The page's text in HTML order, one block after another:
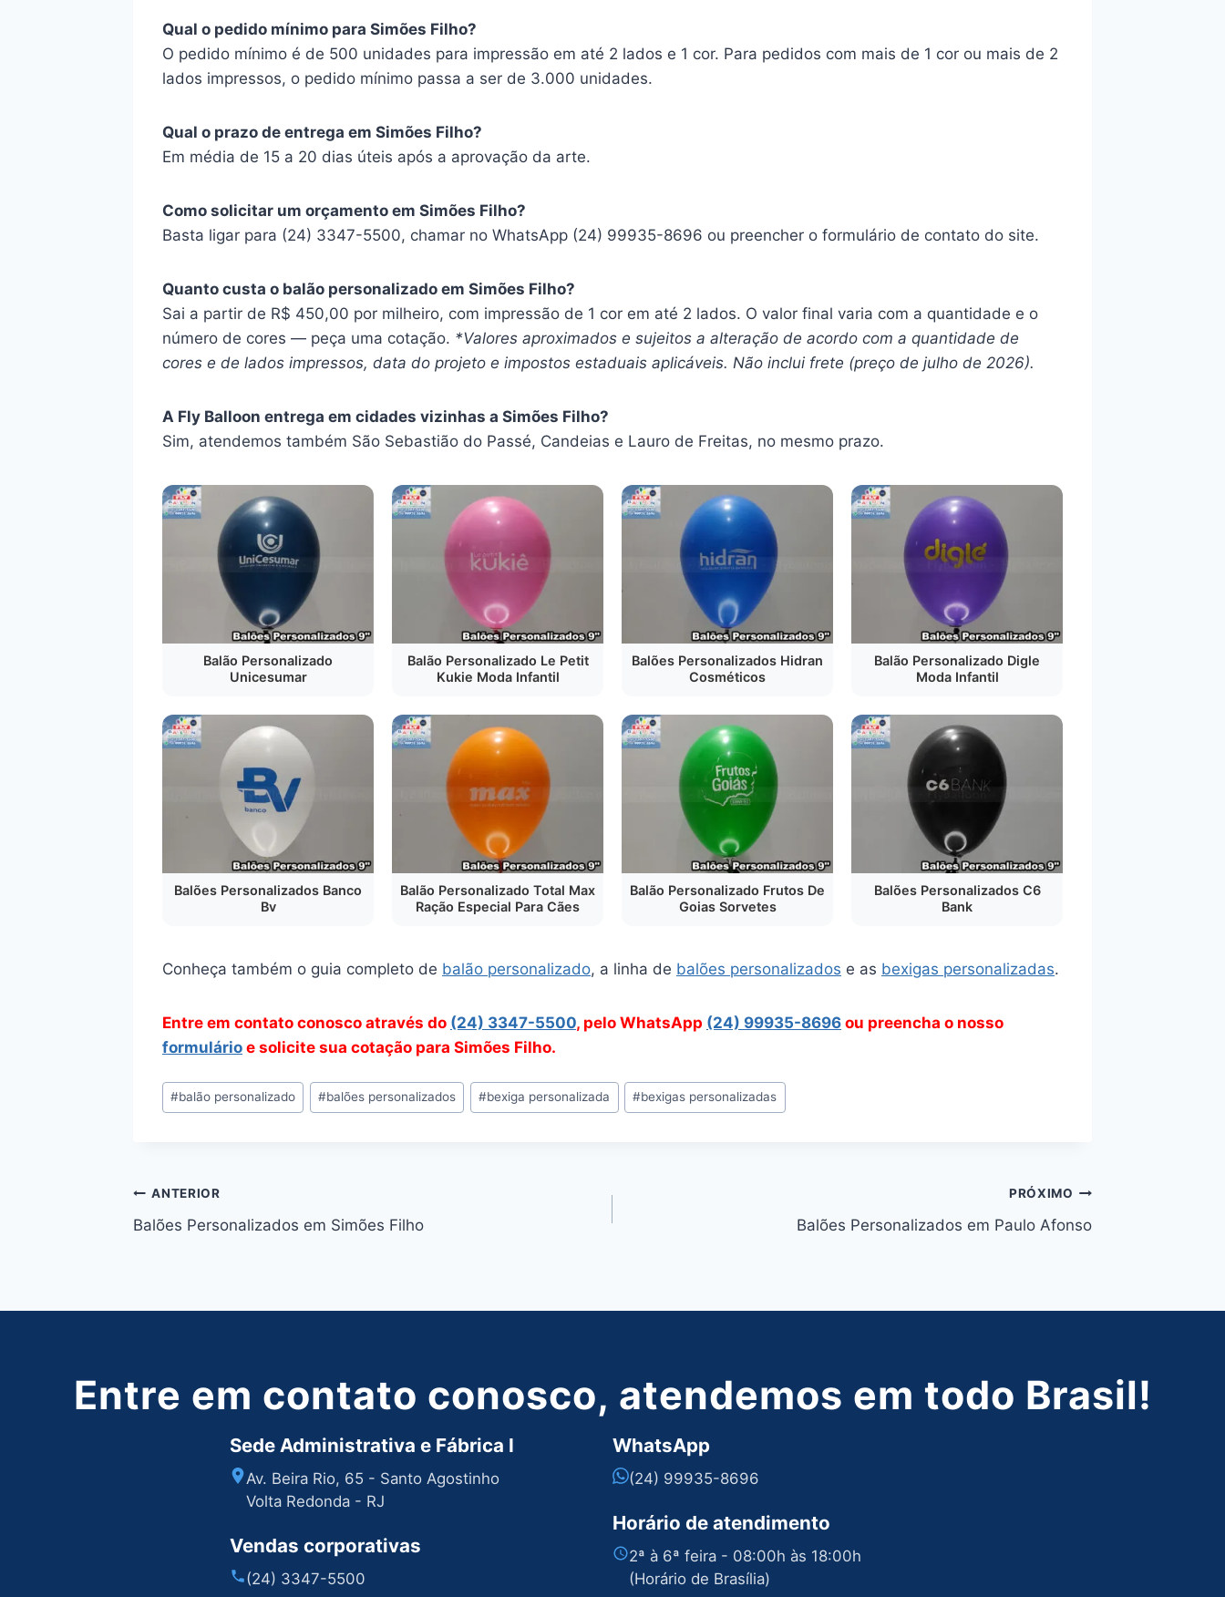
Qual o pedido mínimo para Simões Filho?
O pedido mínimo é de 500 unidades para impressão em até 2 lados e 1 cor. Para pedidos com mais de 1 cor ou mais de 2
lados impressos, o pedido mínimo passa a ser de 3.000 unidades.
Qual o prazo de entrega em Simões Filho?
Em média de 15 a 20 dias úteis após a aprovação da arte.
Como solicitar um orçamento em Simões Filho?
Basta ligar para (24) 3347-5500, chamar no WhatsApp (24) 99935-8696 ou preencher o formulário de contato do site.
Quanto custa o balão personalizado em Simões Filho?
Sai a partir de R$ 450,00 por milheiro, com impressão de 1 cor em até 2 lados. O valor final varia com a quantidade e o
número de cores — peça uma cotação. *Valores aproximados e sujeitos a alteração de acordo com a quantidade de
cores e de lados impressos, data do projeto e impostos estaduais aplicáveis. Não inclui frete (preço de julho de 2026).
A Fly Balloon entrega em cidades vizinhas a Simões Filho?
Sim, atendemos também São Sebastião do Passé, Candeias e Lauro de Freitas, no mesmo prazo.
Balão Personalizado
Unicesumar
Balão Personalizado Le Petit
Kukie Moda Infantil
Balões Personalizados Hidran
Cosméticos
Balão Personalizado Digle
Moda Infantil
Balões Personalizados Banco
Bv
Balão Personalizado Total Max
Ração Especial Para Cães
Balão Personalizado Frutos De
Goias Sorvetes
Balões Personalizados C6
Bank
Conheça também o guia completo de balão personalizado, a linha de balões personalizados e as bexigas personalizadas.
Entre em contato conosco através do (24) 3347-5500, pelo WhatsApp (24) 99935-8696 ou preencha o nosso
formulário e solicite sua cotação para Simões Filho.
Tags
do
#balão personalizado #balões personalizados #bexiga personalizada #bexigas personalizadas
Navegação
de
ANTERIOR
Balões Personalizados em Simões Filho
PRÓXIMO
Balões Personalizados em Paulo Afonso
Entre em contato conosco, atendemos em todo Brasil!
Sede Administrativa e Fábrica I
Av. Beira Rio, 65 - Santo Agostinho
Volta Redonda - RJ
Vendas corporativas
(24) 3347-5500
WhatsApp
(24) 99935-8696
Horário de atendimento
2ª à 6ª feira - 08:00h às 18:00h
(Horário de Brasília)